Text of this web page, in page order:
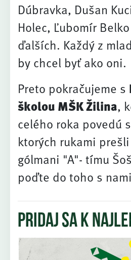
Dúbravka, Dušan
Holec, Ľubomír
ďalších. Každý z
by chcel byť ako oni.
Preto pokračujeme s
školou MŠK Žilina,
celého roka povedú
ktorých rukami
gólmani "A"- tímu
poďte do toho s
Pridaj sa k